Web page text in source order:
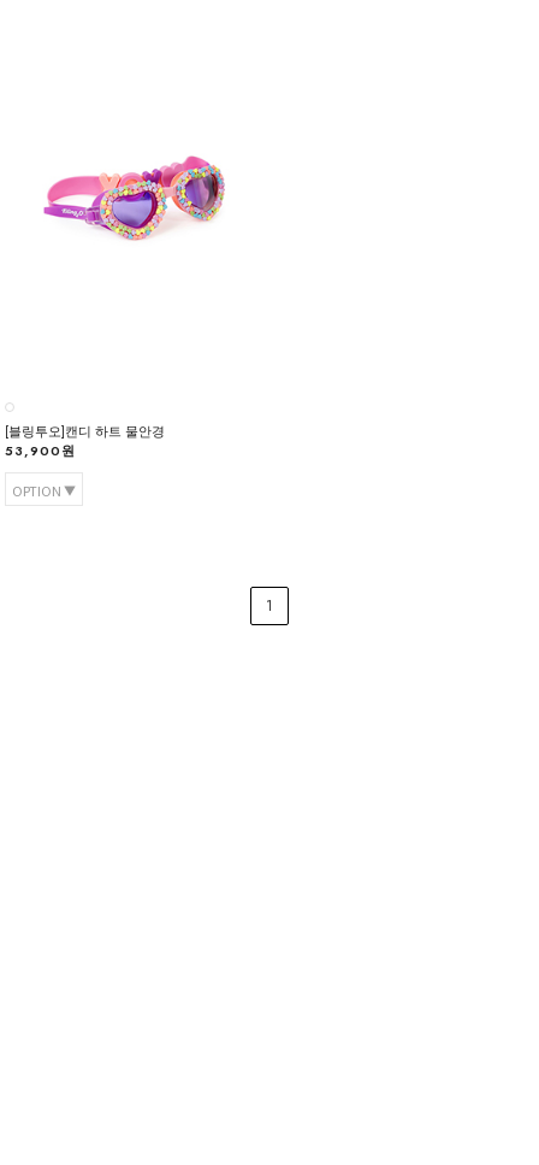
[블링투오]캔디 하트 물안경
53,900원
OPTION
1